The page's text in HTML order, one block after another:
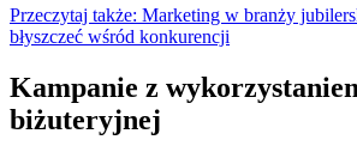
Przeczytaj także: Marketing w branży
błyszczeć wśród konkurencji
Kampanie z
biżuteryjnej